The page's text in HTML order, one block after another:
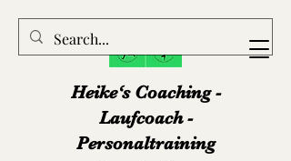
Heike‘s Coaching -
Laufcoach -
Personaltraining